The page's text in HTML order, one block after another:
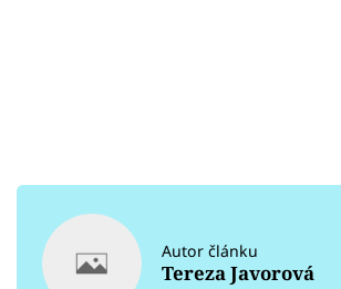
Autor článku
Tereza Javorová